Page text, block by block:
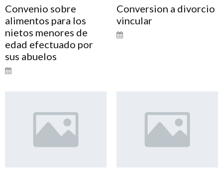
Convenio sobre
alimentos para los
nietos menores de
edad efectuado por
sus abuelos
Conversion a divorcio
vincular